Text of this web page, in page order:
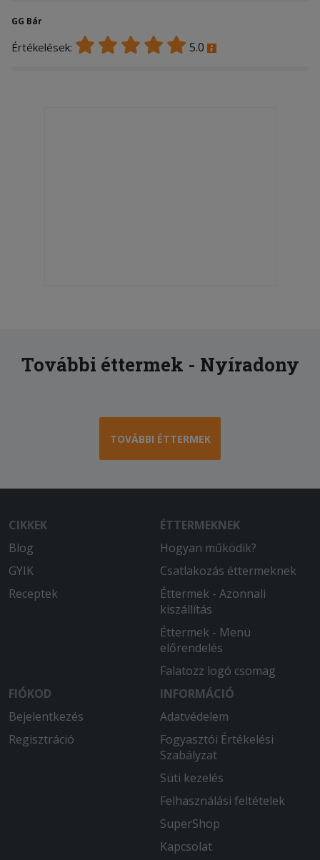
GG Bár
Értékelések: 5.0
További éttermek - Nyíradony
TOVÁBBI ÉTTERMEK
CIKKEK
Blog
GYIK
Receptek
ÉTTERMEKNEK
Hogyan működik?
Csatlakozás éttermeknek
Éttermek - Azonnali
kiszállítás
Éttermek - Menü
előrendelés
Falatozz logó csomag
FIÓKOD
Bejelentkezés
Regisztráció
INFORMÁCIÓ
Adatvédelem
Fogyasztói Értékelési
Szabályzat
Süti kezelés
Felhasználási feltételek
SuperShop
Kapcsolat